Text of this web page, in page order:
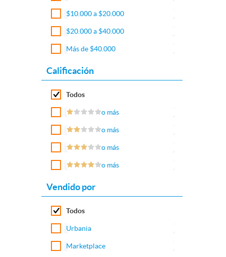
$10.000 a $20.000
$20.000 a $40.000
Más de $40.000
Calificación
Todos
o más
o más
o más
o más
Vendido por
Todos
Urbania
Marketplace